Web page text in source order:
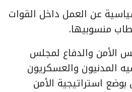
عن العمل داخل القوات
منسوبيها.
الأمن والدفاع لمجلس
المدنيون والعسكريون
استراتيجية الأمن